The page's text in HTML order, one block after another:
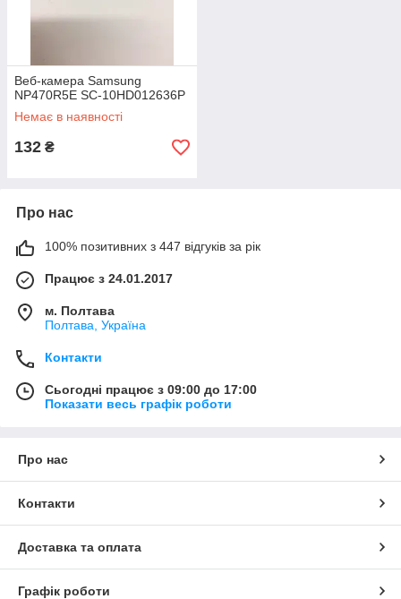
Веб-камера Samsung
NP470R5E SC-10HD012636P
Немає в наявності
132 ₴
Про нас
100% позитивних з 447 відгуків за рік
Працює з 24.01.2017
м. Полтава
Полтава, Україна
Контакти
Сьогодні працює з 09:00 до 17:00
Показати весь графік роботи
Про нас
Контакти
Доставка та оплата
Графік роботи